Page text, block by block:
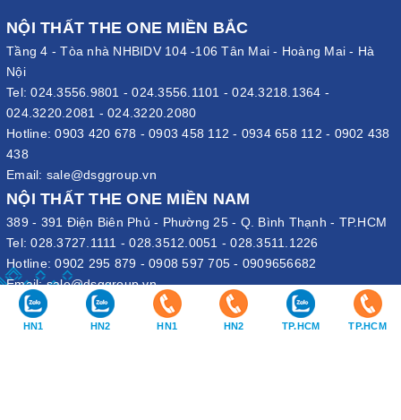
NỘI THẤT THE ONE MIỀN BẮC
Tầng 4 - Tòa nhà NHBIDV 104 -106 Tân Mai - Hoàng Mai - Hà
Nội
Tel:024.3556.9801 -024.3556.1101 -024.3218.1364 -
024.3220.2081 - 024.3220.2080
Hotline:0903 420 678 - 0903 458 112 - 0934 658 112 - 0902 438
438
Email: sale@dsggroup.vn
NỘI THẤT THE ONE MIỀN NAM
389 - 391 Điện Biên Phủ - Phường 25 - Q. Bình Thạnh - TP.HCM
Tel:028.3727.1111 -028.3512.0051 -028.3511.1226
Hotline:0902 295 879 - 0908 597 705 - 0909656682
Email:sale@dsggroup.vn
VĂN PHÒNG TẬP ĐOÀN
109 Trần Hưng Đạo - P. Cửa Nam - Q. Hoàn Kiếm - Hà Nội
HN1 HN2 HN1 HN2 TP.HCM TP.HCM